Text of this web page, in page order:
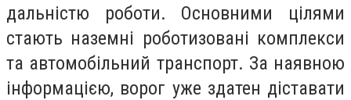
дальністю роботи. Основними цілями
стають наземні роботизовані комплекси
та автомобільний транспорт. За наявною
інформацією, ворог уже здатен діставати